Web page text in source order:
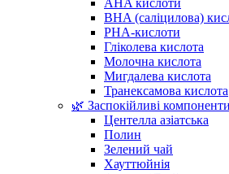
AHA кислоти
BHA (саліцилова)
PHA-кислоти
Гліколева кислота
Молочна кислота
Мигдалева кислота
Транексамова кислота
🌿 Заспокійливі компоненти
Центелла азіатська
Полин
Зелений чай
Хауттюйнія